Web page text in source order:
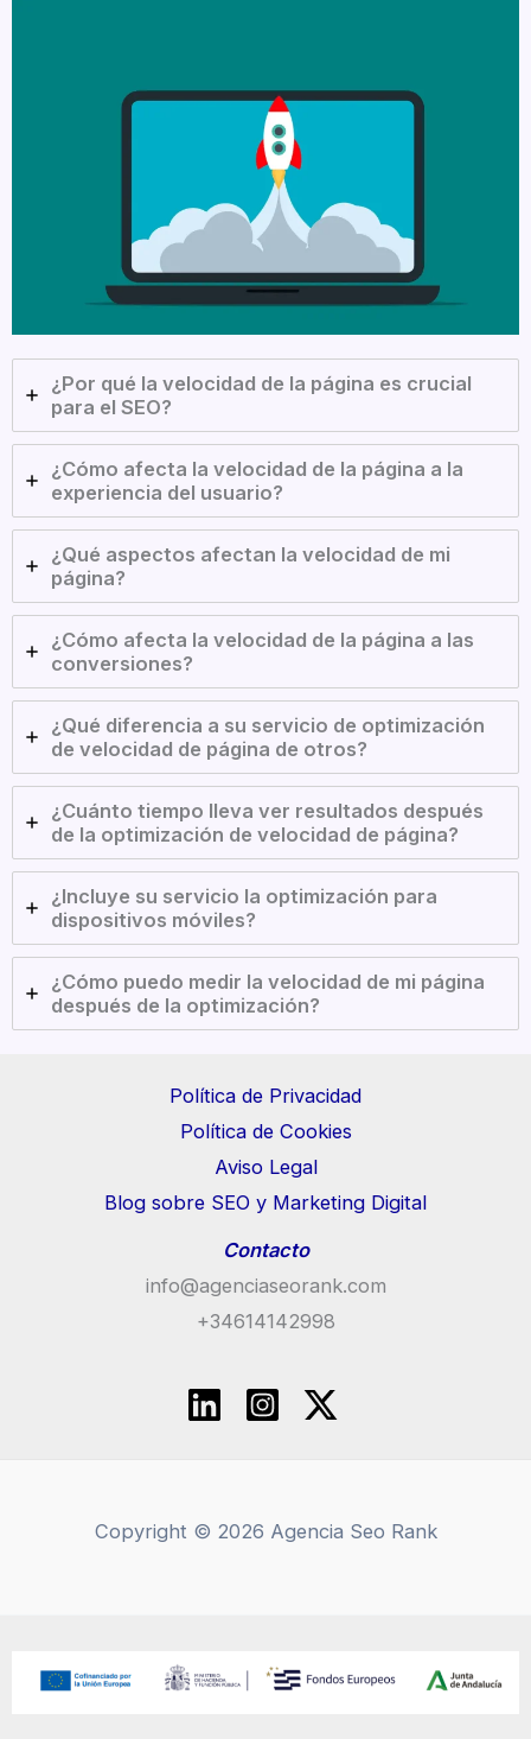
¿Por qué la velocidad de la página es crucial
para el SEO?
¿Cómo afecta la velocidad de la página a la
experiencia del usuario?
¿Qué aspectos afectan la velocidad de mi
página?
¿Cómo afecta la velocidad de la página a las
conversiones?
¿Qué diferencia a su servicio de optimización
de velocidad de página de otros?
¿Cuánto tiempo lleva ver resultados después
de la optimización de velocidad de página?
¿Incluye su servicio la optimización para
dispositivos móviles?
¿Cómo puedo medir la velocidad de mi página
después de la optimización?
Política de Privacidad
Política de Cookies
Aviso Legal
Blog sobre SEO y Marketing Digital
Contacto
info@agenciaseorank.com
+34614142998
Copyright © 2026 Agencia Seo Rank